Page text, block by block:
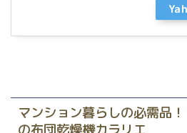
マンション暮らしの必需品